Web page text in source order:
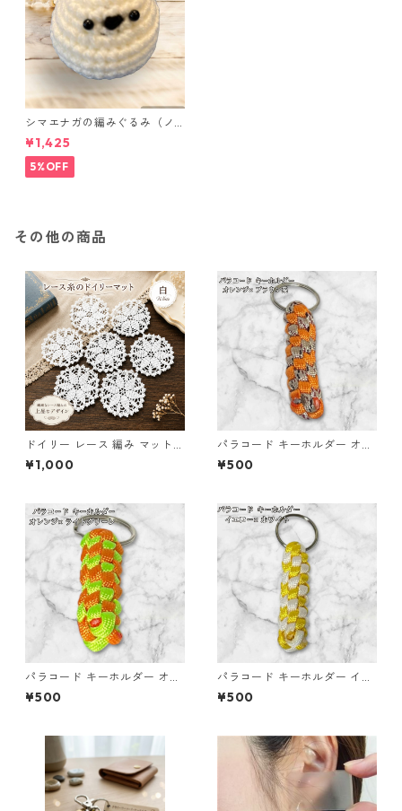
シマエナガの編みぐるみ（ノ
ーマル）
¥1,425
5%OFF
その他の商品
ドイリー レース 編み マット
白 コースター s1
¥1,000
パラコード キーホルダー オレ
ンジ ブラウン系 編み込み s35
¥500
パラコード キーホルダー オレ
ンジ ライトグリーン 編み込み
s25
¥500
パラコード キーホルダー イエ
ロー ホワイト 編み込み s21
¥500